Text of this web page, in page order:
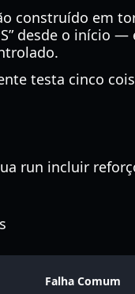
construído em
desde o início
testa cinco
run incluir
Falha Comum